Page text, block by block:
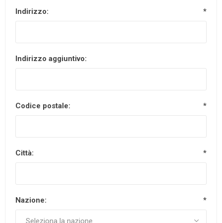
Indirizzo: *
Indirizzo aggiuntivo:
Codice postale: *
Città: *
Nazione: *